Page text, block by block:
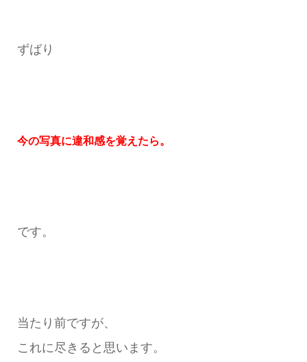
ずばり
今の写真に違和感を覚えたら。
です。
当たり前ですが、
これに尽きると思います。